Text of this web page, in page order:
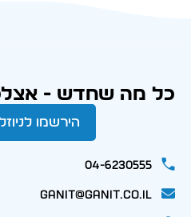
כל מה שחדש -
הירשמו
04-6230555
ganit@ganit.co.il